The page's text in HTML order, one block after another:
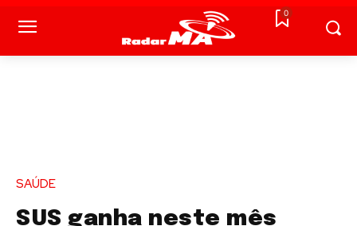
0
SAÚDE
SUS ganha neste mês